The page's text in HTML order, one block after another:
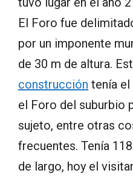
El Foro fue
por un imponente
de 30 m de altura.
construcción tenía
el Foro del suburbio
sujeto, entre otras
frecuentes. Tenía
de largo, hoy el